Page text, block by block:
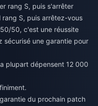
rang S, puis s'arrêter
S, puis arrêtez-vous
50, c'est une réussite
sécurisé une garantie pour
plupart dépensent 12 000
du prochain patch